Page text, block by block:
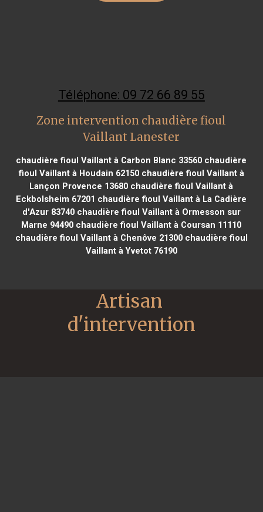
Téléphone: 09 72 66 89 55
Zone intervention chaudière fioul
Vaillant Lanester
chaudière fioul Vaillant à Carbon Blanc 33560 chaudière
fioul Vaillant à Houdain 62150chaudière fioul Vaillant à
Lançon Provence 13680 chaudière fioul Vaillant à
Eckbolsheim 67201 chaudière fioul Vaillant à La Cadière
d'Azur 83740chaudière fioul Vaillant à Ormesson sur
Marne 94490 chaudière fioul Vaillant à Coursan 11110
chaudière fioul Vaillant à Chenôve 21300chaudière fioul
Vaillant à Yvetot 76190
Artisan
d'intervention